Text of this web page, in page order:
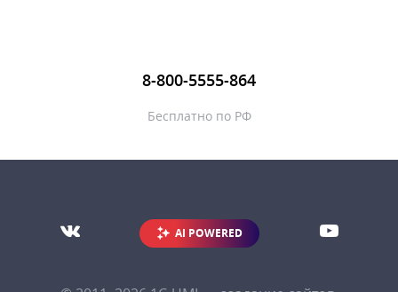
8-800-5555-864
Бесплатно по РФ
AI POWERED